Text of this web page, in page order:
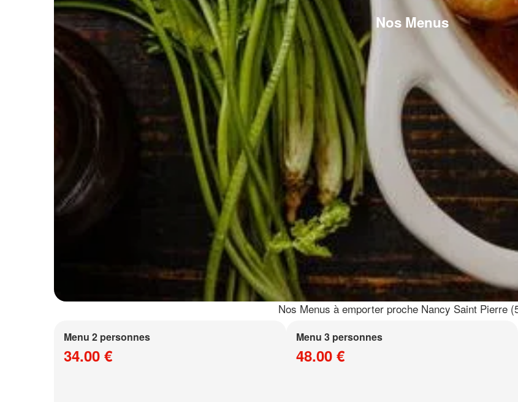
Nos Menus
Nos Menus à emporter proche Nancy Saint Pierre
Menu 2 personnes
34.00 €
Menu 3 personnes
48.00 €